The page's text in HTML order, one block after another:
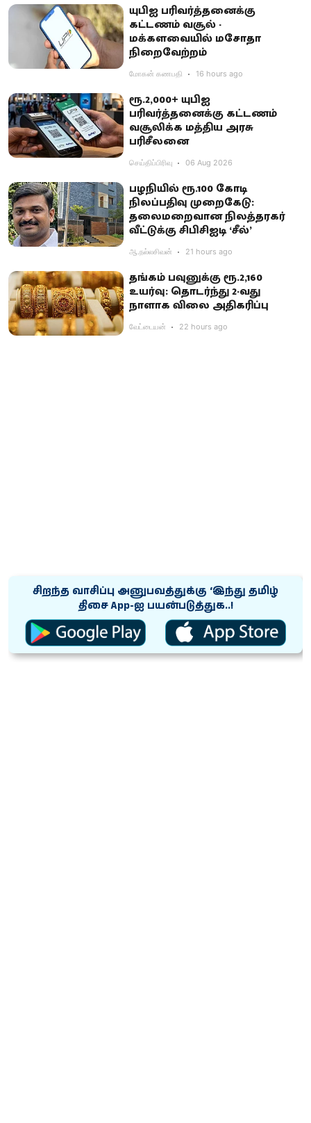
யுபிஐ பரிவர்த்தனைக்கு
கட்டணம் வசூல் -
மக்களவையில் மசோதா
நிறைவேற்றம்
மோகன் கணபதி 16 hours ago
ரூ.2,000+ யுபிஐ
பரிவர்த்தனைக்கு கட்டணம்
வசூலிக்க மத்திய அரசு
பரிசீலனை
செய்திப்பிரிவு 06 Aug 2026
பழநியில் ரூ.100 கோடி
நிலப்பதிவு முறைகேடு:
தலைமறைவான நிலத்தரகர்
வீட்டுக்கு சிபிசிஐடி ‘சீல்’
ஆ.நல்லசிவன் 21 hours ago
தங்கம் பவுனுக்கு ரூ.2,160
உயர்வு: தொடர்ந்து 2-வது
நாளாக விலை அதிகரிப்பு
வேட்டையன் 22 hours ago
சிறந்த வாசிப்பு அனுபவத்துக்கு ‘இந்து தமிழ்
திசை App-ஐ பயன்படுத்துக..!